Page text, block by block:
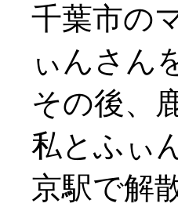
千葉市の
ぃんさん
その後、
私とふぃ
京駅で解散